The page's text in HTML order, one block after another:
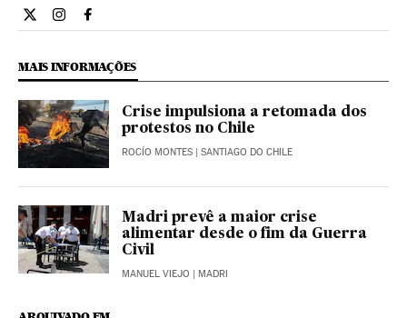
Economia El País Brasil en Twitter
Economia El País Brasil en Instagram
Economia El País Brasil en Facebook
MAIS INFORMAÇÕES
Crise impulsiona a retomada dos
protestos no Chile
ROCÍO MONTES | SANTIAGO DO CHILE
Madri prevê a maior crise
alimentar desde o fim da Guerra
Civil
MANUEL VIEJO | MADRI